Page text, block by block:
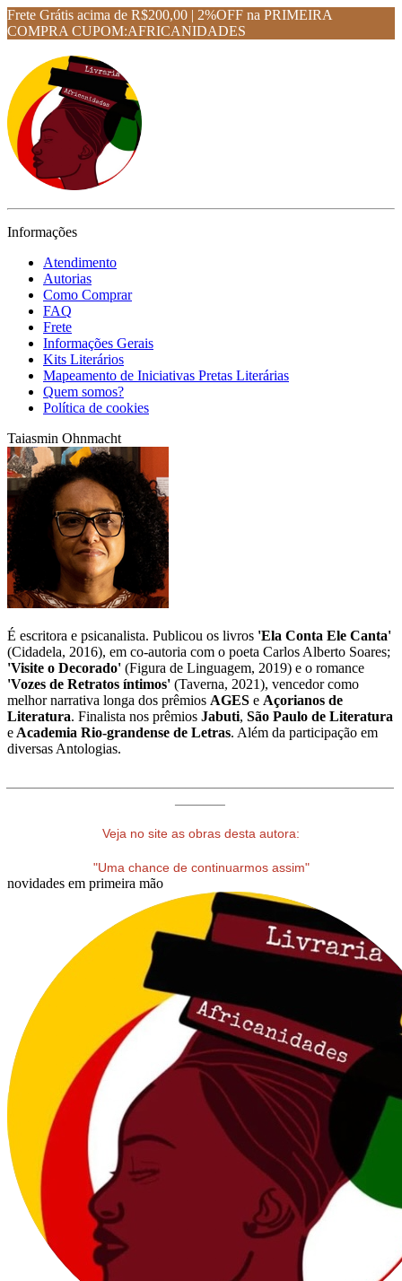
Frete Grátis acima de R$200,00 | 2%OFF na PRIMEIRA
COMPRA CUPOM:AFRICANIDADES
Informações
Atendimento
Autorias
Como Comprar
FAQ
Frete
Informações Gerais
Kits Literários
Mapeamento de Iniciativas Pretas Literárias
Quem somos?
Política de cookies
Taiasmin Ohnmacht
É escritora e psicanalista. Publicou os livros 'Ela Conta Ele Canta'
(Cidadela, 2016), em co-autoria com o poeta Carlos Alberto Soares;
'Visite o Decorado' (Figura de Linguagem, 2019) e o romance
'Vozes de Retratos íntimos' (Taverna, 2021), vencedor como
melhor narrativa longa dos prêmios AGES e Açorianos de
Literatura. Finalista nos prêmios Jabuti, São Paulo de Literatura
e Academia Rio-grandense de Letras. Além da participação em
diversas Antologias.
Veja no site as obras desta autora:
"Uma chance de continuarmos assim"
novidades em primeira mão